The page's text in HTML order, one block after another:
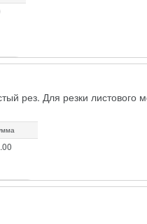
рез. Для резки листового